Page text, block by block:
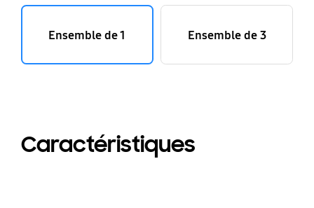
Ensemble de 1 Ensemble de 3
Caractéristiques